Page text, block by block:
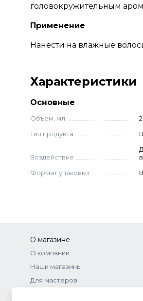
головокружительным
Применение
Нанести на влажные
Характеристики
Основные
Объем, мл
Тип продукта
Воздействие
Формат упаковки
О магазине
О компании
Наши магазины
Для мастеров